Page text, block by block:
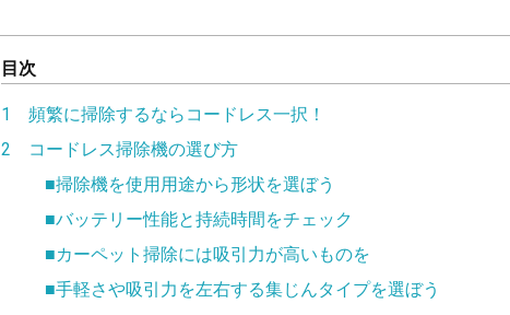
目次
1 頻繁に掃除するならコードレス一択！
2 コードレス掃除機の選び方
■掃除機を使用用途から形状を選ぼう
■バッテリー性能と持続時間をチェック
■カーペット掃除には吸引力が高いものを
■手軽さや吸引力を左右する集じんタイプを選ぼう